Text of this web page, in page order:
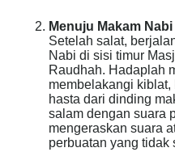
Menuju Makam Nabi
Setelah salat,
Nabi di sisi timur
Raudhah. Hadaplah
membelakangi
hasta dari dinding
salam dengan suara
mengeraskan suara
perbuatan yang tidak